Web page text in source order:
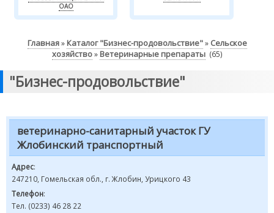
ОАО
Главная» Каталог "Бизнес-продовольствие"» Сельское
хозяйство» Ветеринарные препараты(65)
"Бизнес-продовольствие"
ветеринарно-санитарный участок ГУ
Жлобинский транспортный
Адрес:
247210, Гомельская обл., г. Жлобин, Урицкого 43
Телефон:
Тел. (0233) 46 28 22